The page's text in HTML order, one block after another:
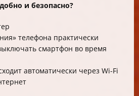
и безопасно?
телефона практически
смартфон во время
автоматически через Wi-Fi